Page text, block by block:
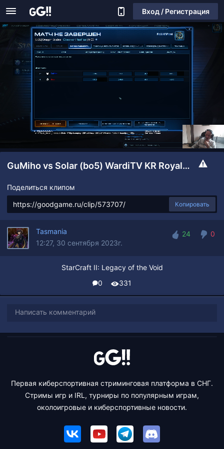
Вход / Регистрация
GuMiho vs Solar (bo5) WardiTV KR Royale s2: плей-офф (день#1)
Поделиться клипом
Копировать
Tasmania
12:27, 30 сентября 2023г.
24
0
StarCraft II: Legacy of the Void
0
331
Написать комментарий
Первая киберспортивная стриминговая платформа в СНГ.
Стримы игр и IRL, турниры по популярным играм,
околоигровые и киберспортивные новости.